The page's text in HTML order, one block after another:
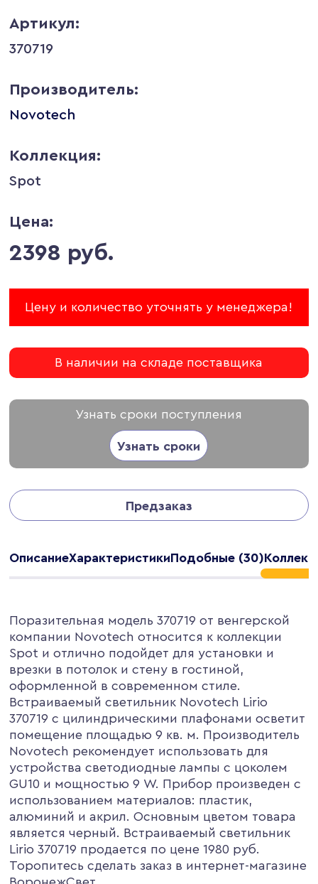
Артикул:
370719
Производитель:
Novotech
Коллекция:
Spot
Цена:
2398 руб.
Цену и количество уточнять у менеджера!
В наличии на складе поставщика
Узнать сроки поступления
Узнать сроки
Предзаказ
ОписаниеХарактеристикиПодобные (30)
Поразительная модель 370719 от венгерской
компании Novotech относится к коллекции
Spot и отлично подойдет для установки и
врезки в потолок и стену в гостиной,
оформленной в современном стиле.
Встраиваемый светильник Novotech Lirio
370719 с цилиндрическими плафонами осветит
помещение площадью 9 кв. м. Производитель
Novotech рекомендует использовать для
устройства светодиодные лампы с цоколем
GU10 и мощностью 9 W. Прибор произведен с
использованием материалов: пластик,
алюминий и акрил. Основным цветом товара
является черный. Встраиваемый светильник
Lirio 370719 продается по цене 1980 руб.
Торопитесь сделать заказ в интернет-магазине